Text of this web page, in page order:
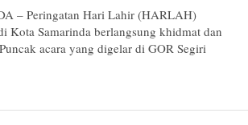
– Peringatan Hari Lahir (HARLAH)
Kota Samarinda berlangsung khidmat dan
acara yang digelar di GOR Segiri